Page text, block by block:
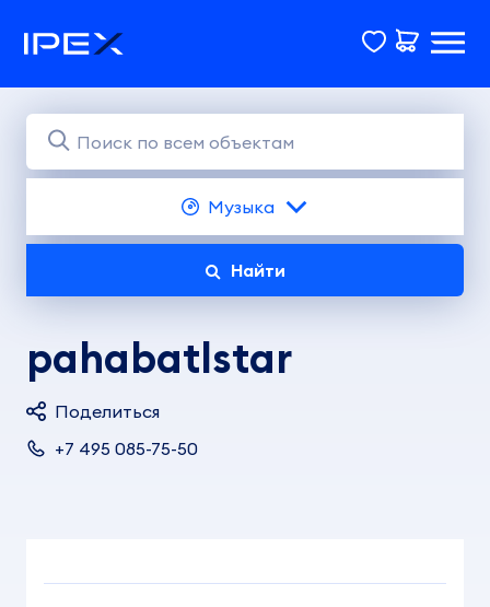
Музыка
Найти
pahabatlstar
Поделиться
+7 495 085-75-50